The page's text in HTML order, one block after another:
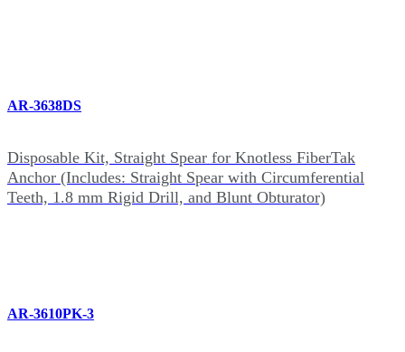
AR-3638DS
Disposable Kit, Straight Spear for Knotless FiberTak
Anchor (Includes: Straight Spear with Circumferential
Teeth, 1.8 mm Rigid Drill, and Blunt Obturator)
AR-3610PK-3